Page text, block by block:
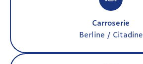
Carroserie
Berline / Citadine